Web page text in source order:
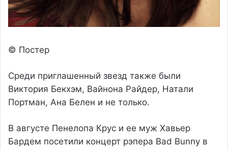
© Постер
Среди приглашенный звезд также были
Виктория Бекхэм, Вайнона Райдер, Натали
Портман, Ана Белен и не только.
В августе Пенелопа Крус и ее муж Хавьер
Бардем посетили концерт рэпера Bad Bunny в